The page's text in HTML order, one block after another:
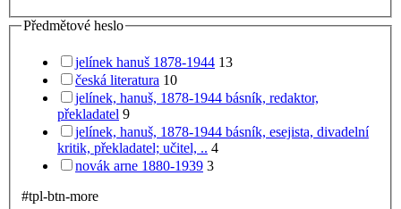
Předmětové heslo
jelínek hanuš 1878-1944 13
česká literatura 10
jelínek, hanuš, 1878-1944 básník, redaktor,
překladatel 9
jelínek, hanuš, 1878-1944 básník, esejista, divadelní
kritik, překladatel; učitel, .. 4
novák arne 1880-1939 3
#tpl-btn-more